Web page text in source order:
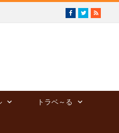
Facebook
TwitterRSS
トラベ～る